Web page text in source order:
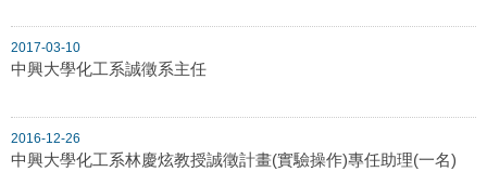
2017-03-10
中興大學化工系誠徵系主任
2016-12-26
中興大學化工系林慶炫教授誠徵計畫(實驗操作)專任助理(一名)